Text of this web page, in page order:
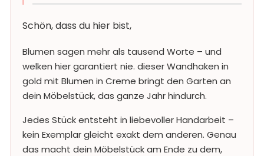
Schön, dass du hier bist,
Blumen sagen mehr als tausend Worte – und
welken hier garantiert nie. dieser Wandhaken in
gold mit Blumen in Creme bringt den Garten an
dein Möbelstück, das ganze Jahr hindurch.
Jedes Stück entsteht in liebevoller Handarbeit –
kein Exemplar gleicht exakt dem anderen. Genau
das macht dein Möbelstück am Ende zu dem,